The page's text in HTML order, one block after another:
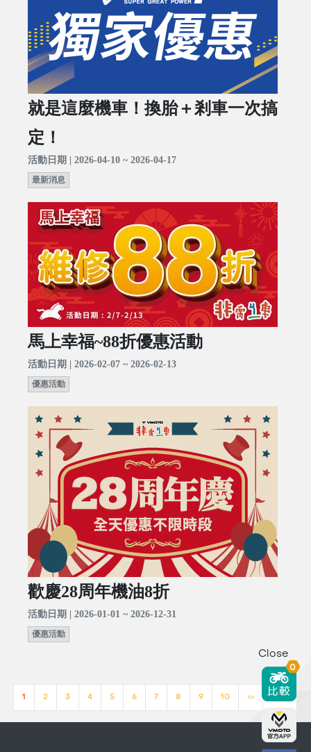
就是這麼機車！換胎＋剎車一次搞
定！
活動日期 | 2026-04-10 ~ 2026-04-17
最新消息
馬上幸福~88折優惠活動
活動日期 | 2026-02-07 ~ 2026-02-13
優惠活動
歡慶28周年機油8折
活動日期 | 2026-01-01 ~ 2026-12-31
優惠活動
1 2 3 4 5 6 7 8 9 10 >> [23]
Close
0